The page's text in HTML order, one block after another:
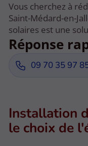
Vous cherchez à
Saint-Médard-en-
solaires est une
Réponse
09 70 35 97
Installation
le choix de